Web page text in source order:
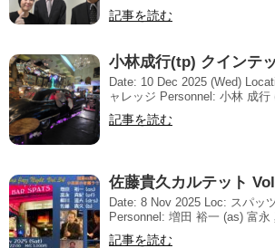
記事を読む
小林成行(tp) クインテ
Date: 10 Dec 2025 (Wed)
ャレッジ Personnel: 小林 成行
記事を読む
佐藤貴久カルテット
Date: 8 Nov 2025 Loc: スパッ
Personnel: 増田 裕一 (as) 富永
記事を読む